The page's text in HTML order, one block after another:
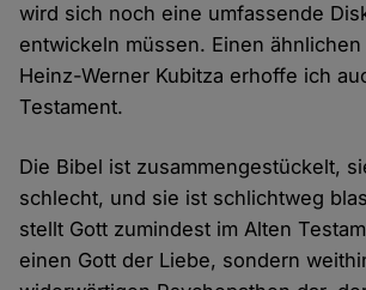
wird sich noch eine umfassende
entwickeln müssen. Einen
Heinz-Werner Kubitza erhoffe ich
Testament.
Die Bibel ist zusammengestückelt,
schlecht, und sie ist schlichtweg
stellt Gott zumindest im Alten
einen Gott der Liebe, sondern